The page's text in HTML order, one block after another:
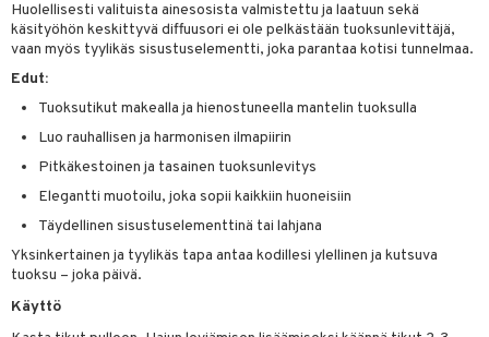
Huolellisesti valituista ainesosista valmistettu ja laatuun sekä
käsityöhön keskittyvä diffuusori ei ole pelkästään tuoksunlevittäjä,
vaan myös tyylikäs sisustuselementti, joka parantaa kotisi tunnelmaa.
Edut:
Tuoksutikut makealla ja hienostuneella mantelin tuoksulla
Luo rauhallisen ja harmonisen ilmapiirin
Pitkäkestoinen ja tasainen tuoksunlevitys
Elegantti muotoilu, joka sopii kaikkiin huoneisiin
Täydellinen sisustuselementtinä tai lahjana
Yksinkertainen ja tyylikäs tapa antaa kodillesi ylellinen ja kutsuva
tuoksu – joka päivä.
Käyttö